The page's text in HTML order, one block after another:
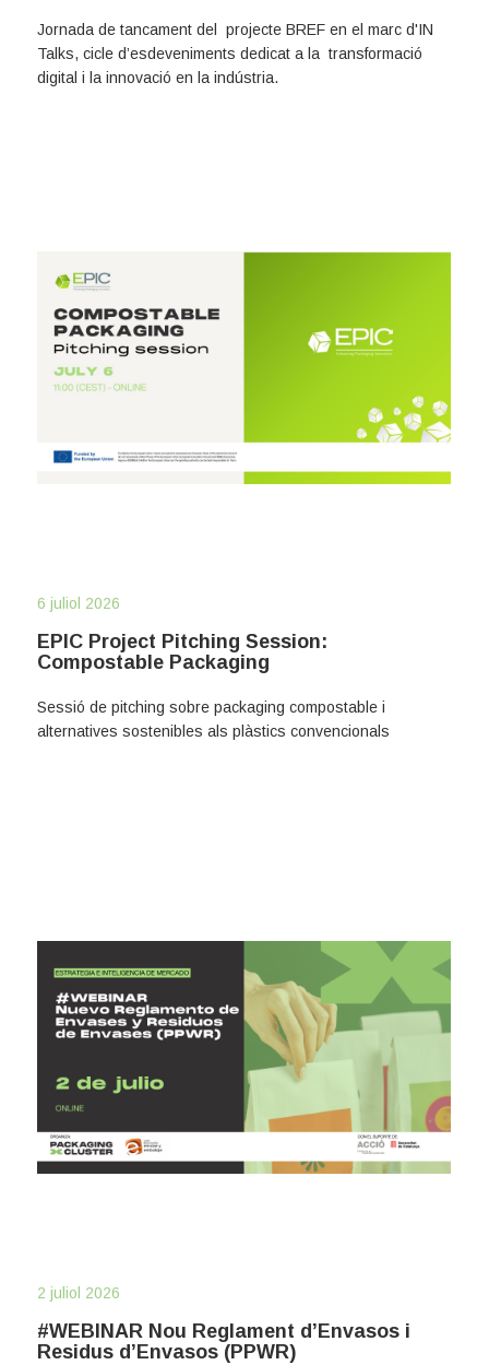
Jornada de tancament del projecte BREF en el marc d'IN
Talks, cicle d’esdeveniments dedicat a la transformació
digital i la innovació en la indústria.
EPIC Project Pitching Session:
Compostable Packaging
6 juliol 2026
Sessió de pitching sobre packaging compostable i
alternatives sostenibles als plàstics convencionals
#WEBINAR Nou Reglament d’Envasos i
Residus d’Envasos (PPWR)
2 juliol 2026